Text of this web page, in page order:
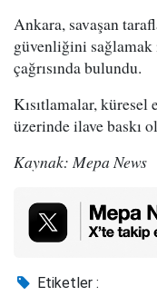
Ankara, savaşan
güvenliğini
çağrısında bulundu.
Kısıtlamalar,
üzerinde ilave baskı
Kaynak: Mepa News
Etiketler :